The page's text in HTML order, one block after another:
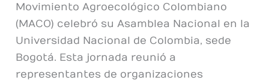
Movimiento Agroecológico Colombiano
(MACO) celebró su Asamblea Nacional en la
Universidad Nacional de Colombia, sede
Bogotá. Esta jornada reunió a
representantes de organizaciones